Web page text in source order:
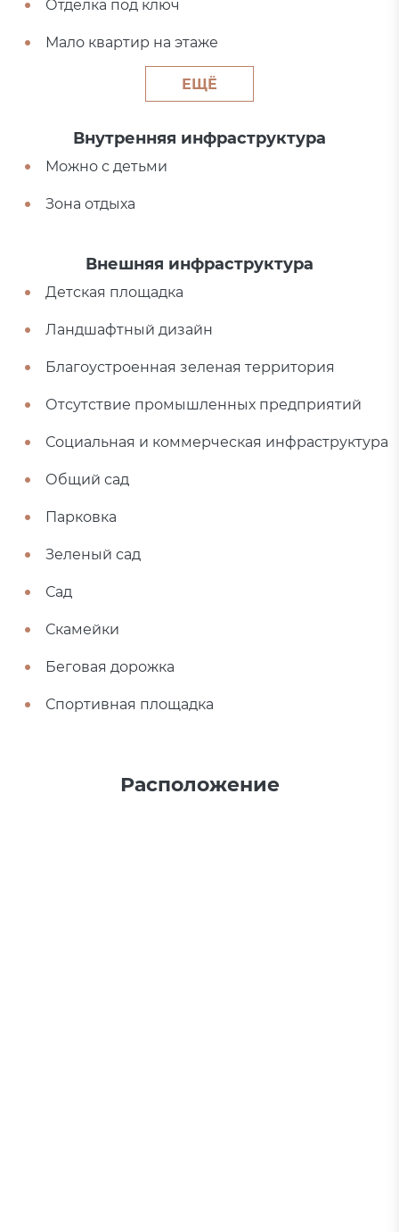
Отделка под ключ
Мало квартир на этаже
ЕЩЁ
Внутренняя инфраструктура
Можно с детьми
Зона отдыха
Внешняя инфраструктура
Детская площадка
Ландшафтный дизайн
Благоустроенная зеленая территория
Отсутствие промышленных предприятий
Социальная и коммерческая инфраструктура
Общий сад
Парковка
Зеленый сад
Сад
Скамейки
Беговая дорожка
Спортивная площадка
Расположение